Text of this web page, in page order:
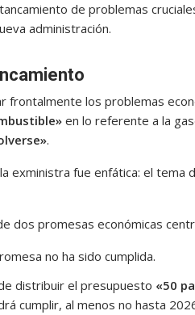
de problemas
administración.
frontalmente los problemas
en lo referente a la
.
exministra fue enfática: el tema
dos promesas económicas
no ha sido cumplida.
distribuir el presupuesto «50
cumplir, al menos no hasta